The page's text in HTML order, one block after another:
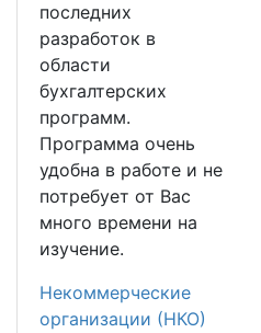
последних
разработок в
области
бухгалтерских
программ.
Программа очень
удобна в работе и не
потребует от Вас
много времени на
изучение.
Некоммерческие
организации (НКО)